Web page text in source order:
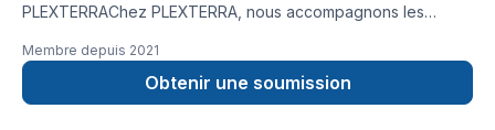
PLEXTERRAChez PLEXTERRA, nous accompagnons les
l’analyse, l’optimisation et la réalisation de leurs projets
résidentiels, multilogements et commerciaux. Notre équipe
multidisciplinaire, composée de technologues en bâtiment,
Membre depuis 2021
Obtenir une soumission